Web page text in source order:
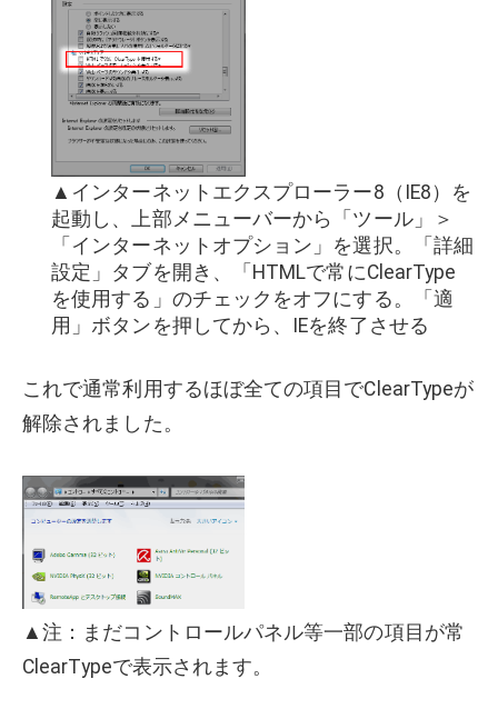
▲インターネットエクスプローラー8（IE8）を
起動し、上部メニューバーから「ツール」＞
「インターネットオプション」を選択。「詳細
設定」タブを開き、「HTMLで常にClearType
を使用する」のチェックをオフにする。「適
用」ボタンを押してから、IEを終了させる
これで通常利用するほぼ全ての項目でClearTypeが
解除されました。
▲注：まだコントロールパネル等一部の項目が常
ClearTypeで表示されます。